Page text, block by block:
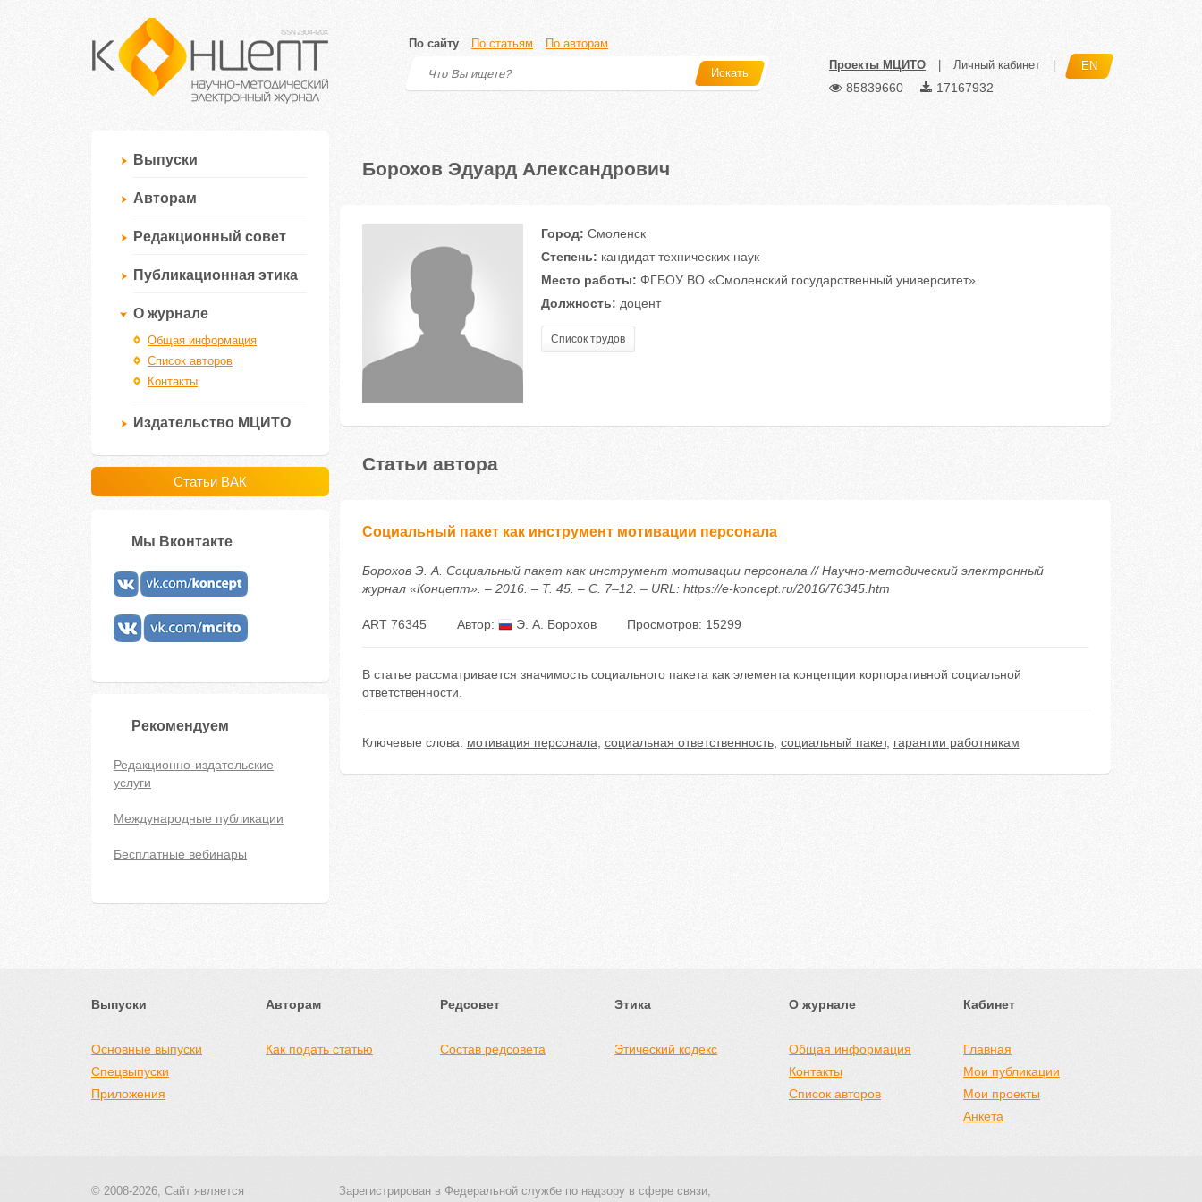
По сайту По статьям По авторам
Искать
Проекты МЦИТО Личный кабинет EN
85839660 17167932
Выпуски
Авторам
Редакционный совет
Публикационная этика
О журнале
Общая информация
Список авторов
Контакты
Издательство МЦИТО
Статьи ВАК
Мы Вконтакте
Рекомендуем
Редакционно-издательские
услуги
Международные публикации
Бесплатные вебинары
Борохов Эдуард Александрович
Город: Смоленск
Степень: кандидат технических наук
Место работы: ФГБОУ ВО «Смоленский государственный университет»
Должность: доцент
Список трудов
Статьи автора
Социальный пакет как инструмент мотивации персонала
Борохов Э. А. Социальный пакет как инструмент мотивации персонала // Научно-методический электронный
журнал «Концепт». – 2016. – Т. 45. – С. 7–12. – URL: https://e-koncept.ru/2016/76345.htm
ART 76345 Автор: Э. А. Борохов Просмотров: 15299
В статье рассматривается значимость социального пакета как элемента концепции корпоративной социальной
ответственности.
Ключевые слова: мотивация персонала социальная ответственность, социальный пакет, гарантии работникам
Выпуски
Основные выпуски
Спецвыпуски
Приложения
Авторам
Как подать статью
Редсовет
Состав редсовета
Этика
Этический кодекс
О журнале
Общая информация
Контакты
Список авторов
Кабинет
Главная
Мои публикации
Мои проекты
Анкета
© 2008-2026, Сайт является
Зарегистрирован в Федеральной службе по надзору в сфере связи,